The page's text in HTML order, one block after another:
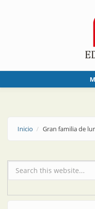
Inicio Gran familia de
Formulario de